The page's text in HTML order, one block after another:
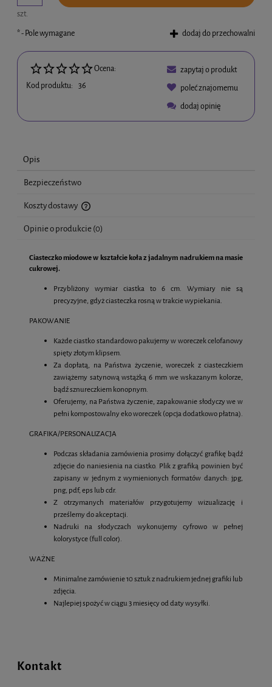
szt.
dodaj do przechowalni
*- Pole wymagane
Ocena:
Kod produktu: 36
zapytaj o produkt
poleć znajomemu
dodaj opinię
Opis
Bezpieczeństwo
Koszty dostawy
Cena nie zawiera ewentualnych kosztów płatności
Opinie o produkcie (0)
Ciasteczko miodowe w kształcie koła z jadalnym nadrukiem na masie
cukrowej.
Przybliżony wymiar ciastka to 6 cm. Wymiary nie są
precyzyjne, gdyż ciasteczka rosną w trakcie wypiekania.
PAKOWANIE
Każde ciastko standardowo pakujemy w woreczek celofanowy
spięty złotym klipsem.
Za dopłatą, na Państwa życzenie, woreczek z ciasteczkiem
zawiążemy satynową wstążką 6 mm we wskazanym kolorze,
bądź sznureczkiem konopnym.
Oferujemy, na Państwa życzenie, zapakowanie słodyczy we w
pełni kompostowalny eko woreczek (opcja dodatkowo płatna).
GRAFIKA/PERSONALIZACJA
Podczas składania zamówienia prosimy dołączyć grafikę bądź
zdjęcie do naniesienia na ciastko. Plik z grafiką powinien być
zapisany w jednym z wymienionych formatów danych: jpg,
png, pdf, eps lub cdr.
Z otrzymanych materiałów przygotujemy wizualizację i
prześlemy do akceptacji.
Nadruki na słodyczach wykonujemy cyfrowo w pełnej
kolorystyce (full color).
WAŻNE
Minimalne zamówienie 10 sztuk z nadrukiem jednej grafiki lub
zdjęcia.
Najlepiej spożyć w ciągu 3 miesięcy od daty wysyłki.
Kontakt